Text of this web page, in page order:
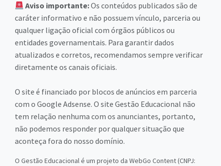
Aviso importante:Os conteúdos publicados são de
caráter informativo e não possuem vínculo, parceria ou
qualquer ligação oficial com órgãos públicos ou
entidades governamentais. Para garantir dados
atualizados e corretos, recomendamos sempre verificar
diretamente os canais oficiais.
O site é financiado por blocos de anúncios em parceria
com o Google Adsense. O site Gestão Educacional não
tem relação nenhuma com os anunciantes, portanto,
não podemos responder por qualquer situação que
aconteça fora do nosso domínio.
O Gestão Educacional é um projeto da WebGo Content (CNPJ: